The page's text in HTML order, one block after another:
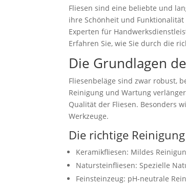
Fliesen sind eine beliebte und
ihre Schönheit und
Experten für
Erfahren Sie, wie Sie durch die
Die Grundlagen
Fliesenbeläge sind zwar robust,
Reinigung und Wartung
Qualität der Fliesen. Besonders
Werkzeuge.
Die richtige
Keramikfliesen: Mildes
Natursteinfliesen: Spezielle
Feinsteinzeug: pH-neutrale